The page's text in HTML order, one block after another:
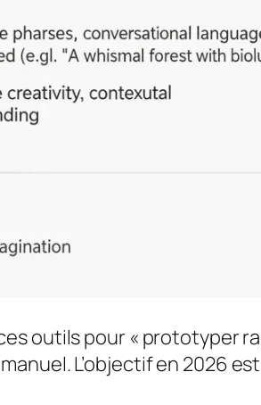
outils pour « prototyper
L’objectif en 2026